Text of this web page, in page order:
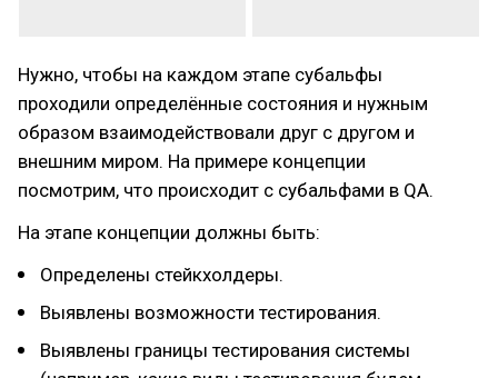
Нужно, чтобы на каждом этапе субальфы
проходили определённые состояния и нужным
образом взаимодействовали друг с другом и
внешним миром. На примере концепции
посмотрим, что происходит с субальфами в QA.
На этапе концепции должны быть:
Определены стейкхолдеры.
Выявлены возможности тестирования.
Выявлены границы тестирования системы